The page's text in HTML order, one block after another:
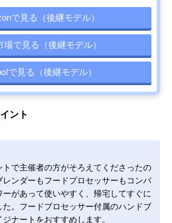
で見る（後継モデル）
場で見る（後継モデル）
で見る（後継モデル）
ント
トで主催者の方がそろえてくださったの
ンダーもフードプロセッサーもコンパ
があって使いやすく、帰宅してすぐに
た。フードプロセッサー付属のハンドブ
ナートをおすすめします。